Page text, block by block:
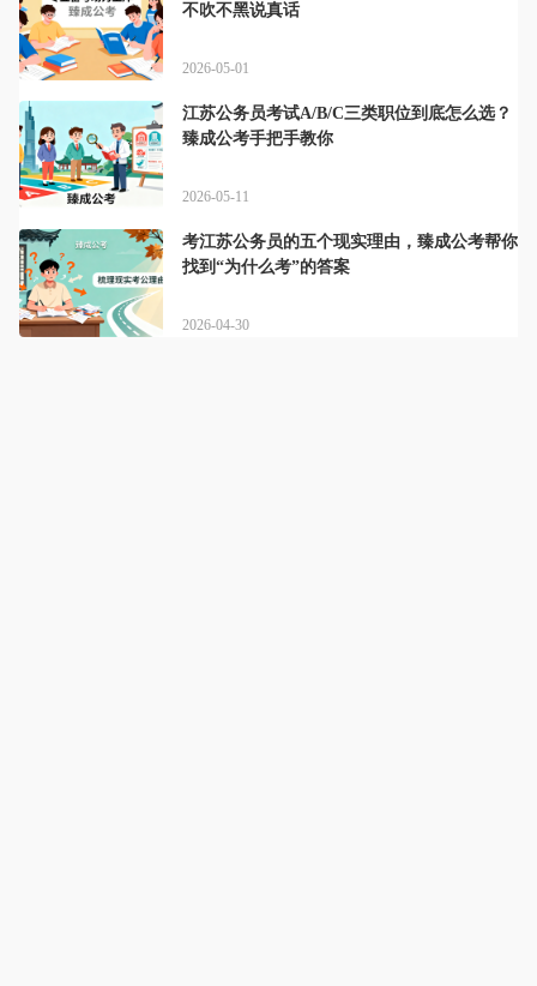
不吹不黑说真话
2026-05-01
江苏公务员考试A/B/C三类职位到底怎么选？
臻成公考手把手教你
2026-05-11
考江苏公务员的五个现实理由，臻成公考帮你
找到“为什么考”的答案
2026-04-30